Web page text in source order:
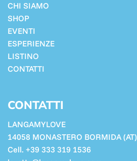
CHI SIAMO
SHOP
EVENTI
ESPERIENZE
LISTINO
CONTATTI
CONTATTI
LANGAMYLOVE
14058 MONASTERO BORMIDA (AT)
Cell. +39 333 319 1536